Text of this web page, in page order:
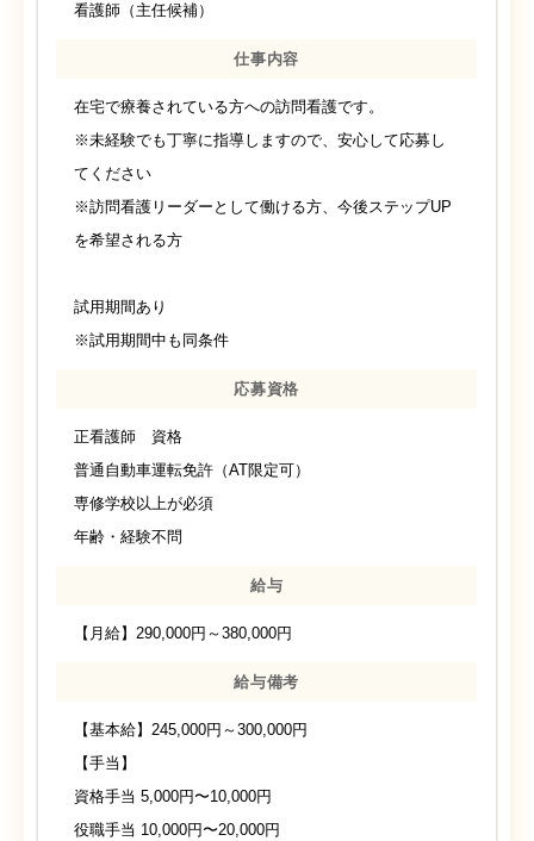
看護師（主任候補）
仕事内容
在宅で療養されている方への訪問看護です。
※未経験でも丁寧に指導しますので、安心して応募し
てください
※訪問看護リーダーとして働ける方、今後ステップUP
を希望される方
試用期間あり
※試用期間中も同条件
応募資格
正看護師 資格
普通自動車運転免許（AT限定可）
専修学校以上が必須
年齢・経験不問
給与
【月給】290,000円～380,000円
給与備考
【基本給】245,000円～300,000円
【手当】
資格手当 5,000円〜10,000円
役職手当 10,000円〜20,000円